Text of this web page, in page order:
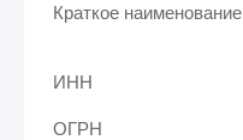
Краткое наименование
ИНН
ОГРН